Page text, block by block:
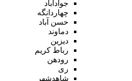
جوادآباد
چهاردانگه
حسن آباد
دماوند
دیزین
رباط کریم
رودهن
ری
شاهدشهر